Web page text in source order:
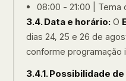
08:00 - 21:00 | Tema
3.4. Data e horário: O
dias 24, 25 e 26 de
conforme programação
3.4.1. Possibilidade